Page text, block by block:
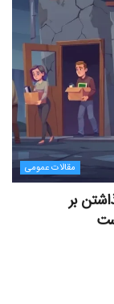
مقالات عمومی
بر